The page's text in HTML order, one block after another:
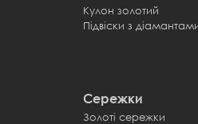
Кулон золотий
Підвіски з
Сережки
Золоті сережки